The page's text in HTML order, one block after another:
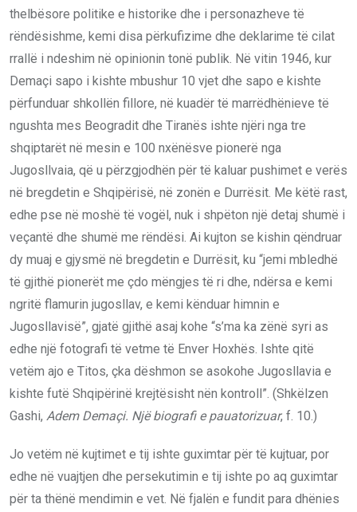
thelbësore politike e historike dhe i personazheve të
rëndësishme, kemi disa përkufizime dhe deklarime të cilat
rrallë i ndeshim në opinionin tonë publik. Në vitin 1946, kur
Demaçi sapo i kishte mbushur 10 vjet dhe sapo e kishte
përfunduar shkollën fillore, në kuadër të marrëdhënieve të
ngushta mes Beogradit dhe Tiranës ishte njëri nga tre
shqiptarët në mesin e 100 nxënësve pionerë nga
Jugosllvaia, që u përzgjodhën për të kaluar pushimet e verës
në bregdetin e Shqipërisë, në zonën e Durrësit. Me këtë rast,
edhe pse në moshë të vogël, nuk i shpëton një detaj shumë i
veçantë dhe shumë me rëndësi. Ai kujton se kishin qëndruar
dy muaj e gjysmë në bregdetin e Durrësit, ku “jemi mbledhë
të gjithë pionerët me çdo mëngjes të ri dhe, ndërsa e kemi
ngritë flamurin jugosllav, e kemi kënduar himnin e
Jugosllavisë”, gjatë gjithë asaj kohe “s’ma ka zënë syri as
edhe një fotografi të vetme të Enver Hoxhës. Ishte qitë
vetëm ajo e Titos, çka dëshmon se asokohe Jugosllavia e
kishte futë Shqipërinë krejtësisht nën kontroll”. (Shkëlzen
Gashi, Adem Demaçi. Një biografi e pauatorizuar, f. 10.)
Jo vetëm në kujtimet e tij ishte guximtar për të kujtuar, por
edhe në vuajtjen dhe persekutimin e tij ishte po aq guximtar
për ta thënë mendimin e vet. Në fjalën e fundit para dhënies